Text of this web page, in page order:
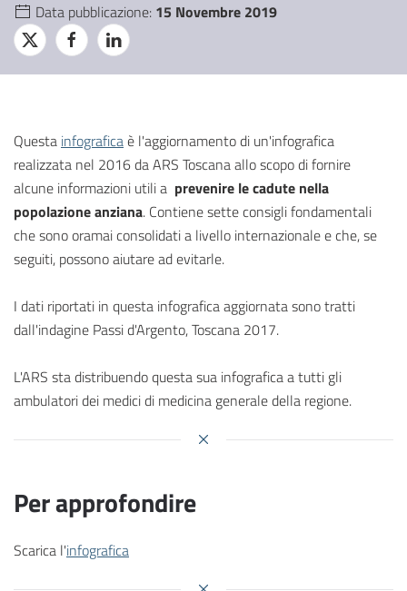
Data pubblicazione: 15 Novembre 2019
Questa infograficaè l'aggiornamento di un'infografica
realizzata nel 2016 da ARS Toscana allo scopo di fornire
alcune informazioni utili a prevenire le cadute nella
popolazione anziana. Contiene sette consigli fondamentali
che sono oramai consolidati a livello internazionale e che, se
seguiti, possono aiutare ad evitarle.
I dati riportati in questa infografica aggiornata sono tratti
dall'indagine Passi d'Argento, Toscana 2017.
L'ARS sta distribuendo questa sua infografica a tutti gli
ambulatori dei medici di medicina generale della regione.
Per approfondire
Scarica l'infografica